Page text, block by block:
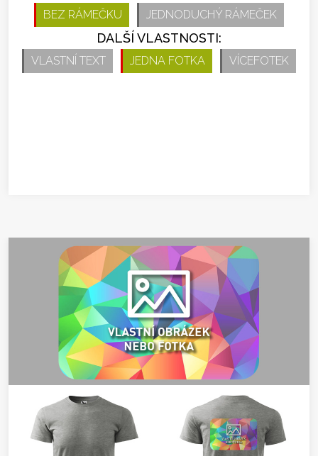
BEZ RÁMEČKU JEDNODUCHÝ RÁMEČEK
DALŠÍ VLASTNOSTI:
VLASTNÍ TEXT JEDNA FOTKA VÍCEFOTEK